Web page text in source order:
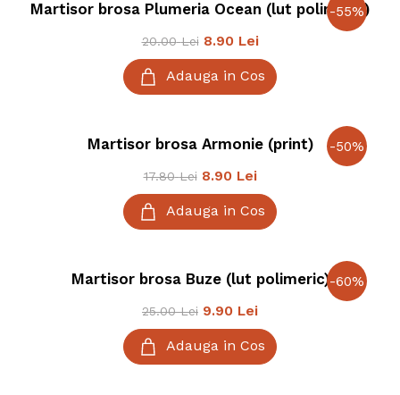
-55%
Martisor brosa Plumeria Ocean (lut polimeric)
20.00 Lei 8.90 Lei
Adauga in Cos
-50%
Martisor brosa Armonie (print)
17.80 Lei 8.90 Lei
Adauga in Cos
-60%
Martisor brosa Buze (lut polimeric)
25.00 Lei 9.90 Lei
Adauga in Cos